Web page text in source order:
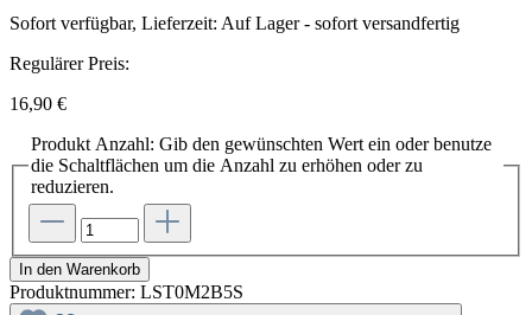
Sofort verfügbar, Lieferzeit: Auf Lager - sofort versandfertig
Regulärer Preis:
16,90 €
Produkt Anzahl: Gib den gewünschten Wert ein oder benutze
die Schaltflächen um die Anzahl zu erhöhen oder zu
reduzieren.
In den Warenkorb
Produktnummer: LST0M2B5S